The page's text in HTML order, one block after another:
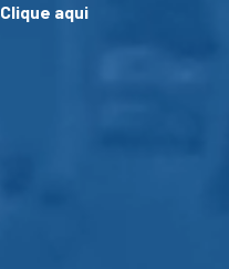
Clique aqui